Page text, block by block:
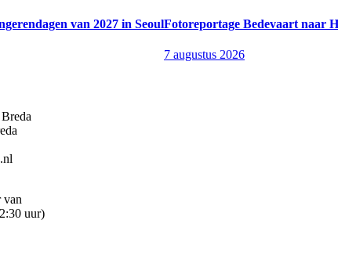
van 2027 in SeoulFotoreportage Bedevaart naar
7 augustus 2026
van
uur)